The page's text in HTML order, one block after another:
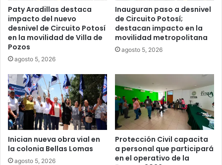
Paty Aradillas destaca
impacto del nuevo
desnivel de Circuito Potosí
en la movilidad de Villa de
Pozos
agosto 5, 2026
Inauguran paso a desnivel
de Circuito Potosí;
destacan impacto en la
movilidad metropolitana
agosto 5, 2026
Inician nueva obra vial en
la colonia Bellas Lomas
agosto 5, 2026
Protección Civil capacita
a personal que participará
en el operativo de la